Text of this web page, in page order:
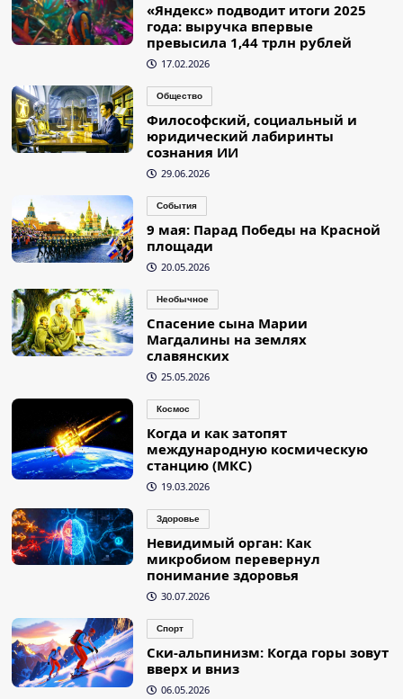
«Яндекс» подводит итоги 2025
года: выручка впервые
превысила 1,44 трлн рублей
17.02.2026
Общество
Философский, социальный и
юридический лабиринты
сознания ИИ
29.06.2026
События
9 мая: Парад Победы на Красной
площади
20.05.2026
Необычное
Спасение сына Марии
Магдалины на землях
славянских
25.05.2026
Космос
Когда и как затопят
международную космическую
станцию (МКС)
19.03.2026
Здоровье
Невидимый орган: Как
микробиом перевернул
понимание здоровья
30.07.2026
Спорт
Ски-альпинизм: Когда горы зовут
вверх и вниз
06.05.2026